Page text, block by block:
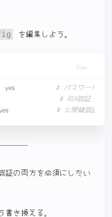
を編集しよう。
Copy
yes # パスワード認証
yes # RSA認証
yes # 公開鍵認証
証の両方を必須にしたい
き換える。